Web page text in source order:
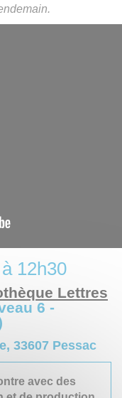
12h30
Lettres
6 -
33607 Pessac
avec des